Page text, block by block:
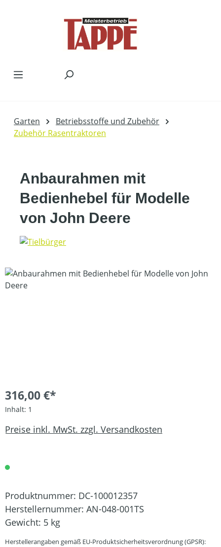
Garten
Betriebsstoffe und Zubehör
Zubehör Rasentraktoren
Anbaurahmen mit
Bedienhebel für Modelle
von John Deere
Bildergalerie überspringen
316,00 €*
Inhalt: 1
Preise inkl. MwSt. zzgl. Versandkosten
Produktnummer: DC-100012357
Herstellernummer: AN-048-001TS
Gewicht: 5 kg
Herstellerangaben gemäß EU-Produktsicherheitsverordnung (GPSR):